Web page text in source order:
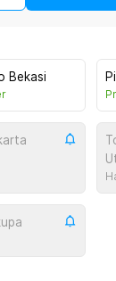
Bekasi